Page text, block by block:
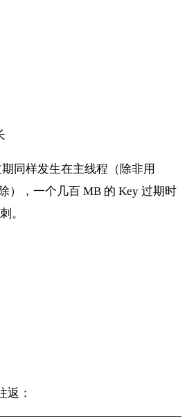
同样发生在主线程（除非用
），一个几百 MB 的 Key 过期时
。
返：